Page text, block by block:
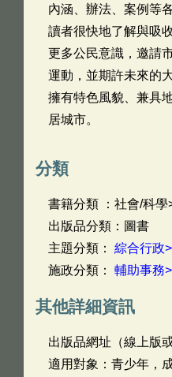
內涵、辦法、案例等
讀者很快地了解與吸
更多公民意識，邀請
運動，並期許未來的
擁有特色風貌、兼具
居城市。
分類
書籍分類 ：社會/科學
出版品分類：圖書
主題分類： 綜合行政
施政分類： 輔助事務
其他詳細資訊
出版品網址（線上版
適用對象：青少年，